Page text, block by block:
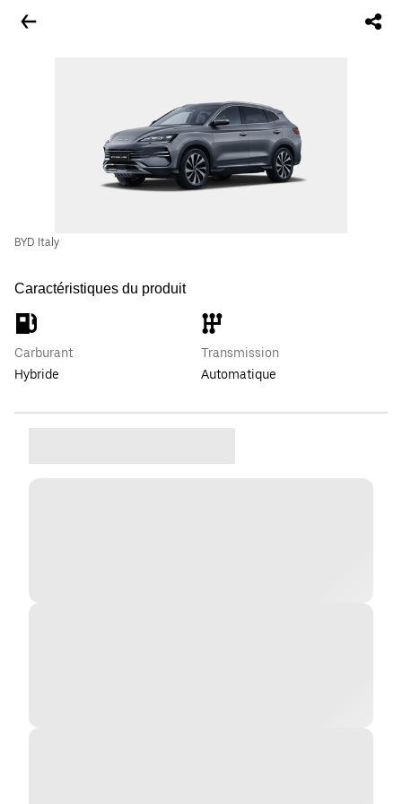
BYD Italy
Caractéristiques du produit
Carburant
Hybride
Transmission
Automatique